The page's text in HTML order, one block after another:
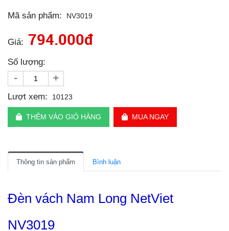
Mã sản phẩm: NV3019
Giá: 794.000đ
Số lượng:
- +
Lượt xem: 10123
THÊM VÀO GIỎ HÀNG MUA NGAY
Thông tin sản phẩm Bình luận
Đèn vách Nam Long NetViet
NV3019